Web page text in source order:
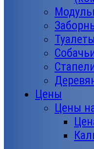
Цены
Цены